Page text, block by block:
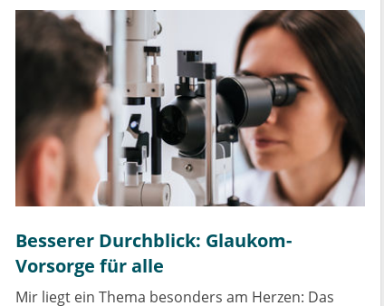
Besserer Durchblick: Glaukom-
Vorsorge für alle
Mir liegt ein Thema besonders am Herzen: Das